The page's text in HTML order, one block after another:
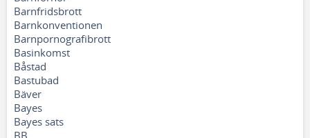
Barnfridsbrott
Barnkonventionen
Barnpornografibrott
Basinkomst
Båstad
Bastubad
Bäver
Bayes
Bayes sats
BB